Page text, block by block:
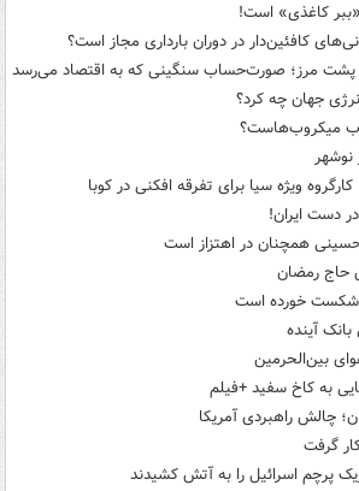
کاغذی» است!
کافئین‌دار در دوران بارداری مجاز است؟
پشت مرز؛ صورت‌حساب سنگینی که به اقتصاد می‌رسد
جهان چه کرد؟
میکروب‌هاست؟
نوشهر
ویژه سیا برای تفرقه افکنی در کوبا
دست ایران!
حسینی همچنان در اهتزاز است
حاج رمضان
شکست خورده است
بانک آینده
بین‌الحرمین
به کاخ سفید +فیلم
چالش راهبردی آمریکا
کار گرفت
پرچم اسرائیل را به آتش کشیدند